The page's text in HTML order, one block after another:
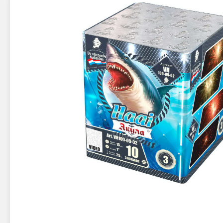
Фейерверки на свадьбу
Фейерверк-шоу
Батареи салютов
Батареи салютов
Маленькие фейерверки
Средние фейерверки
Петарды
Лимонки,
Корсары
Бабочки,
Жуки
Цветной